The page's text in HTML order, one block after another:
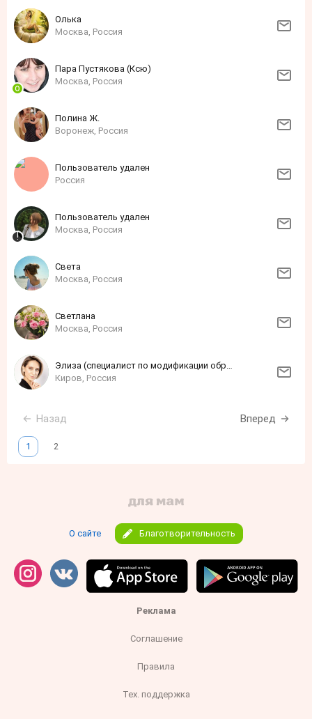
Олька
Москва, Россия
Пара Пустякова (Ксю)
Москва, Россия
Полина Ж.
Воронеж, Россия
Пользователь удален
Россия
Пользователь удален
Москва, Россия
Света
Москва, Россия
Светлана
Москва, Россия
Элиза (специалист по модификации образа жизни)
Киров, Россия
Назад Вперед
1 2
О сайте Благотворительность
Реклама
Соглашение
Правила
Тех. поддержка